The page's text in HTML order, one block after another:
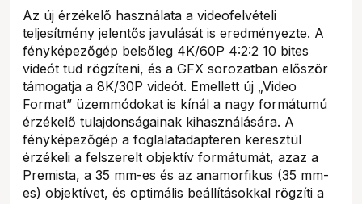
Az új érzékelő használata a videofelvételi
teljesítmény jelentős javulását is eredményezte. A
fényképezőgép belsőleg 4K/60P 4:2:2 10 bites
videót tud rögzíteni, és a GFX sorozatban először
támogatja a 8K/30P videót. Emellett új „Video
Format” üzemmódokat is kínál a nagy formátumú
érzékelő tulajdonságainak kihasználására. A
fényképezőgép a foglalatadapteren keresztül
érzékeli a felszerelt objektív formátumát, azaz a
Premista, a 35 mm-es és az anamorfikus (35 mm-
es) objektívet, és optimális beállításokkal rögzíti a